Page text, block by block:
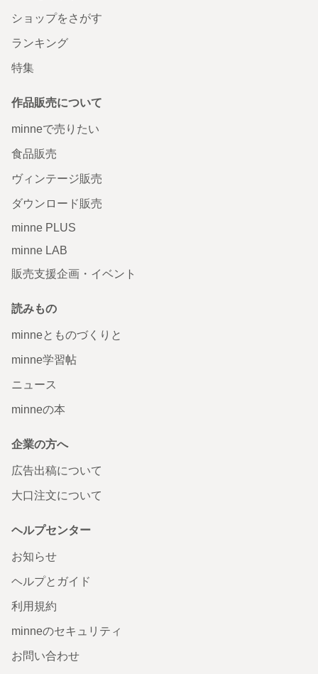
ショップをさがす
ランキング
特集
作品販売について
minneで売りたい
食品販売
ヴィンテージ販売
ダウンロード販売
minne PLUS
minne LAB
販売支援企画・イベント
読みもの
minneとものづくりと
minne学習帖
ニュース
minneの本
企業の方へ
広告出稿について
大口注文について
ヘルプセンター
お知らせ
ヘルプとガイド
利用規約
minneのセキュリティ
お問い合わせ